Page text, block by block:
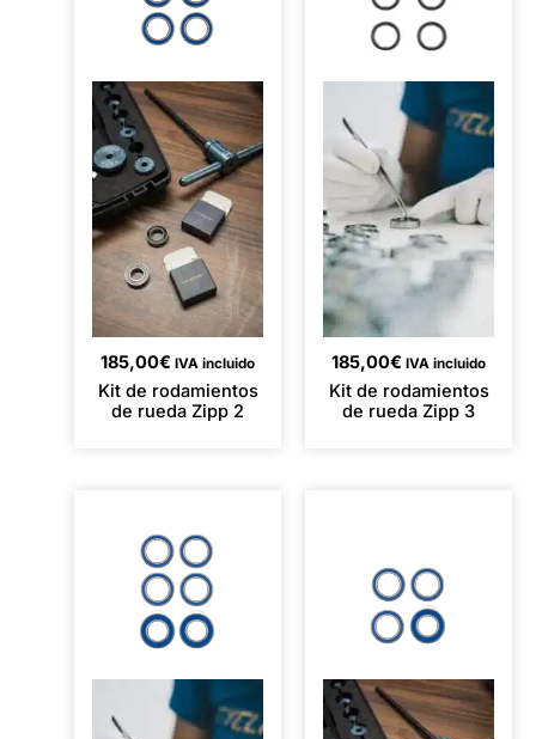
185,00€ IVA incluido
Kit de rodamientos
de rueda Zipp 2
185,00€ IVA incluido
Kit de rodamientos
de rueda Zipp 3